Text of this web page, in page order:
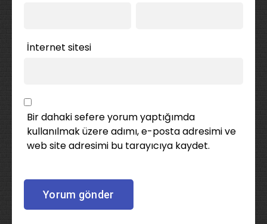
İnternet sitesi
Bir dahaki sefere yorum yaptığımda
kullanılmak üzere adımı, e-posta adresimi ve
web site adresimi bu tarayıcıya kaydet.